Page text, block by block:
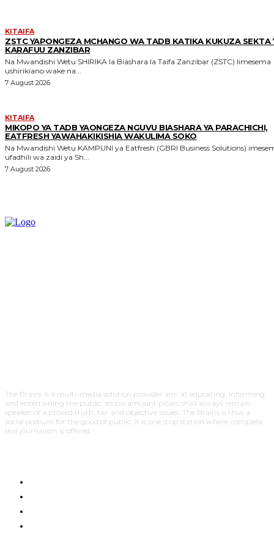
KITAIFA
ZSTC YAPONGEZA MCHANGO WA TADB KATIKA KUKUZA SEKTA
KARAFUU ZANZIBAR
Na Mwandishi Wetu SHIRIKA la Biashara la Taifa Zanzibar (ZSTC) limesema
ushirikiano wake na...
7 August 2026
KITAIFA
MIKOPO YA TADB YAONGEZA NGUVU BIASHARA YA PARACHICHI,
EATFRESH YAWAHAKIKISHIA WAKULIMA SOKO
Na Mwandishi Wetu KAMPUNI ya Eatfresh (GBRI Business Solutions) imesema
ufadhili wa zaidi ya Sh...
7 August 2026
The Brains is a multi-media solution provider aim at educating, informing
and entertaining the public. Its paramount pillars shall always remain
speaker of a proved truth; fair and objective issues. The Brains is thus a
social podium for the good of public. It is one stop station where complete
real journalism is offered.